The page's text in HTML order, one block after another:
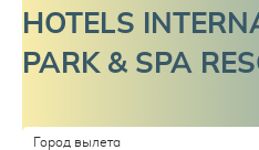
HOTELS
PARK & SPA
Город вылета